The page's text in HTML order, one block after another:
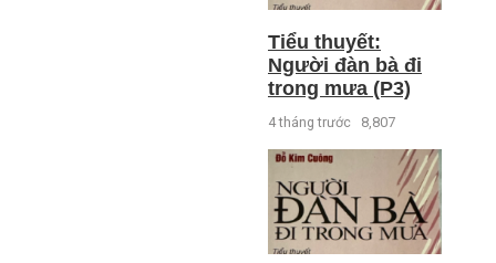
Tiểu thuyết:
Người đàn bà đi
trong mưa (P3)
4 tháng trước 8,807